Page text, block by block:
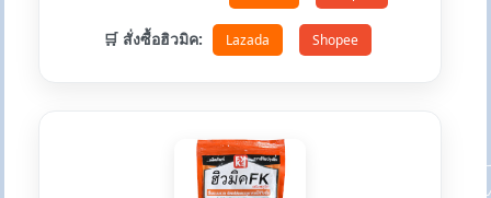
🛒 สั่งซื้อฮิวมิค: Lazada Shopee